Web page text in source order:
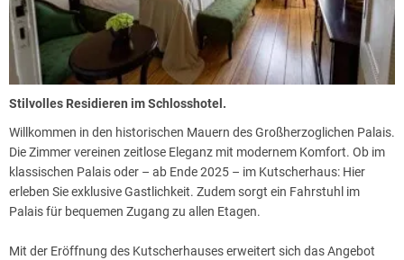
Stilvolles Residieren im Schlosshotel.
Willkommen in den historischen Mauern des Großherzoglichen Palais.
Die Zimmer vereinen zeitlose Eleganz mit modernem Komfort. Ob im
klassischen Palais oder – ab Ende 2025 – im Kutscherhaus: Hier
erleben Sie exklusive Gastlichkeit. Zudem sorgt ein Fahrstuhl im
Palais für bequemen Zugang zu allen Etagen.
Mit der Eröffnung des Kutscherhauses erweitert sich das Angebot